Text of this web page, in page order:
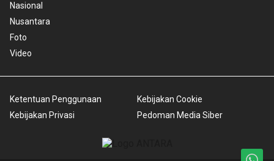
Nasional
Nusantara
Foto
Video
Ketentuan Penggunaan
Kebijakan Privasi
Kebijakan Cookie
Pedoman Media Siber